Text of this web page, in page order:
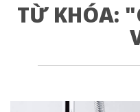
TỪ KHÓA: